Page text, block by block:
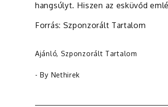
hangsúlyt. Hiszen az esküvőd
Forrás: Szponzorált Tartalom
Ajánló, Szponzorált Tartalom
- By Nethirek